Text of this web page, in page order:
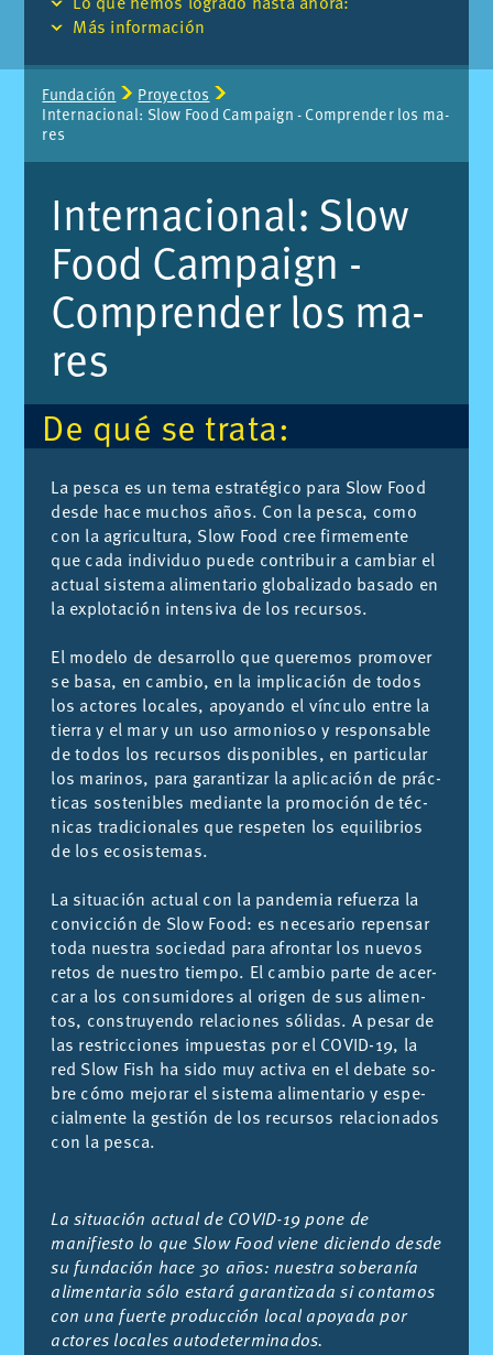
Más in­for­ma­ción
Page
path:
Fun­da­ción
Pro­yec­tos
In­ter­na­cio­nal: Slow Food Cam­paign - Com­pren­der los ma­
res
In­ter­na­cio­nal: Slow
Food Cam­paign -
Com­pren­der los ma­
res
De qué se tra­ta:
La pes­ca es un tema es­tra­té­gi­co para Slow Food
des­de hace mu­chos años. Con la pes­ca, como
con la agri­cul­tu­ra, Slow Food cree fir­me­men­te
que cada in­di­vi­duo pue­de con­tri­buir a cam­biar el
ac­tual sis­te­ma ali­men­ta­rio glo­ba­li­za­do ba­sa­do en
la ex­plo­ta­ción in­ten­si­va de los re­cur­sos.
El mo­de­lo de desa­rro­llo que que­re­mos pro­mo­ver
se basa, en cam­bio, en la im­pli­ca­ción de to­dos
los ac­to­res lo­ca­les, apo­yan­do el víncu­lo en­tre la
tie­rra y el mar y un uso ar­mo­nio­so y res­pon­sa­ble
de to­dos los re­cur­sos dis­po­ni­bles, en par­ti­cu­lar
los ma­ri­nos, para ga­ran­ti­zar la apli­ca­ción de prác­
ti­cas sos­te­ni­bles me­dian­te la pro­mo­ción de téc­
ni­cas tra­di­cio­na­les que res­pe­ten los equi­li­brios
de los eco­sis­te­mas.
La si­tua­ción ac­tual con la pan­de­mia re­fuer­za la
con­vic­ción de Slow Food: es ne­ce­sa­rio re­pen­sar
toda nues­tra so­cie­dad para afron­tar los nue­vos
re­tos de nues­tro tiem­po. El cam­bio par­te de acer­
car a los con­su­mi­do­res al ori­gen de sus ali­men­
tos, cons­tru­yen­do re­la­cio­nes só­li­das. A pe­sar de
las res­tric­cio­nes im­pues­tas por el CO­VID-19, la
red Slow Fish ha sido muy ac­ti­va en el de­ba­te so­
bre cómo me­jo­rar el sis­te­ma ali­men­ta­rio y es­pe­
cial­men­te la ges­tión de los re­cur­sos re­la­cio­na­dos
con la pes­ca.
La situación actual de COVID-19 pone de
manifiesto lo que Slow Food viene diciendo desde
su fundación hace 30 años: nuestra soberanía
alimentaria sólo estará garantizada si contamos
con una fuerte producción local apoyada por
actores locales autodeterminados.